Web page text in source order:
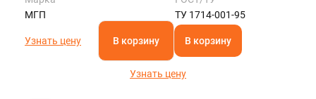
ROSTOV@STALTEKA.RU
МГП
ТУ 1714-001-95
Узнать цену В корзину В корзину
Узнать цену